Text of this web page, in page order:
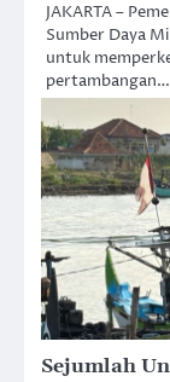
JAKARTA –
Sumber Daya
untuk
pertambangan…
Sejumlah